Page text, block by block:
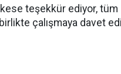
teşekkür ediyor, tüm
çalışmaya davet